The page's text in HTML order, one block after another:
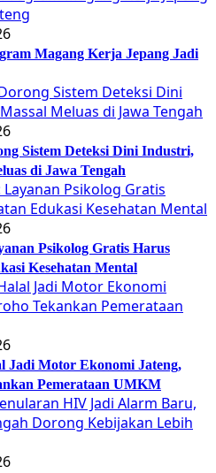
Magang Kerja Jepang Jadi
Sistem Deteksi Dini Industri,
di Jawa Tengah
Psikolog Gratis Harus
Kesehatan Mental
Jadi Motor Ekonomi Jateng,
Pemerataan UMKM